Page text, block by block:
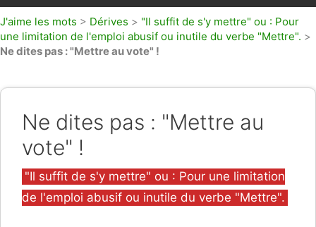
J'aime les mots > Dérives > "Il suffit de s'y mettre" ou : Pour
une limitation de l'emploi abusif ou inutile du verbe "Mettre". >
Ne dites pas : "Mettre au vote" !
Ne dites pas : "Mettre au
vote" !
Catégories
"Il suffit de s'y mettre" ou : Pour une limitation
de l'emploi abusif ou inutile du verbe "Mettre".